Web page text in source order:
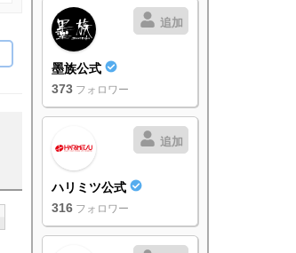
追加
墨族公式
373 フォロワー
追加
ハリミツ公式
316 フォロワー